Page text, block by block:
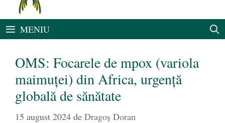
MENIU
OMS: Focarele de mpox (variola
maimuței) din Africa, urgență
globală de sănătate
15 august 2024 de Dragoș Doran